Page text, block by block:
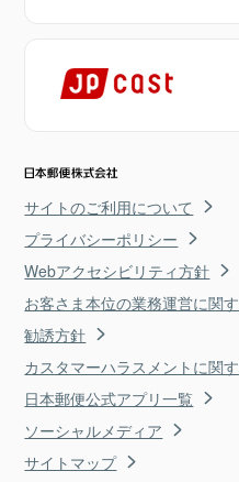
サイトのご利用について
プライバシーポリシー
Webアクセシビリティ方針
お客さま本位の業務運営に関
勧誘方針
カスタマーハラスメントに関
日本郵便公式アプリ一覧
ソーシャルメディア
サイトマップ